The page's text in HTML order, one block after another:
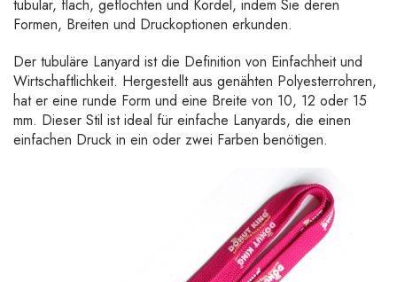
tubular, flach, geflochten und Kordel, indem Sie deren
Formen, Breiten und Druckoptionen erkunden.
Der tubuläre Lanyard ist die Definition von Einfachheit und
Wirtschaftlichkeit. Hergestellt aus genähten Polyesterrohren,
hat er eine runde Form und eine Breite von 10, 12 oder 15
mm. Dieser Stil ist ideal für einfache Lanyards, die einen
einfachen Druck in ein oder zwei Farben benötigen.